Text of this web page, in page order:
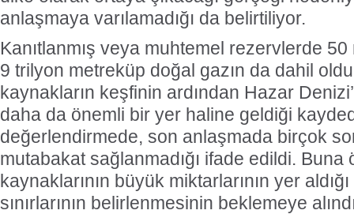
anlaşmaya varılamadığı da belirtiliyor.
Kanıtlanmış veya muhtemel rezervlerde
9 trilyon metreküp doğal gazın da dahil
kaynakların keşfinin ardından Hazar
daha da önemli bir yer haline geldiği
değerlendirmede, son anlaşmada birçok
mutabakat sağlanmadığı ifade edildi.
kaynaklarının büyük miktarlarının yer
sınırlarının belirlenmesinin beklemeye